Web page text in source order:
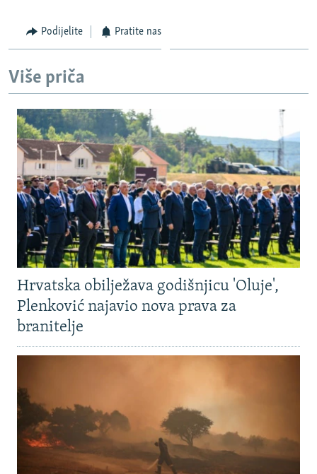
Podijelite Pratite nas
Više priča
Hrvatska obilježava godišnjicu 'Oluje',
Plenković najavio nova prava za
branitelje